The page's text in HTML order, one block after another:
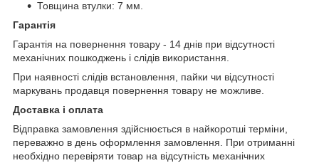
Товщина втулки: 7 мм.
Гарантія
Гарантія на повернення товару - 14 днів при відсутності
механічних пошкоджень і слідів використання.
При наявності слідів встановлення, пайки чи відсутності
маркувань продавця повернення товару не можливе.
Доставка і оплата
Відправка замовлення здійснюється в найкоротші терміни,
переважно в день оформлення замовлення. При отриманні
необхідно перевіряти товар на відсутність механічних